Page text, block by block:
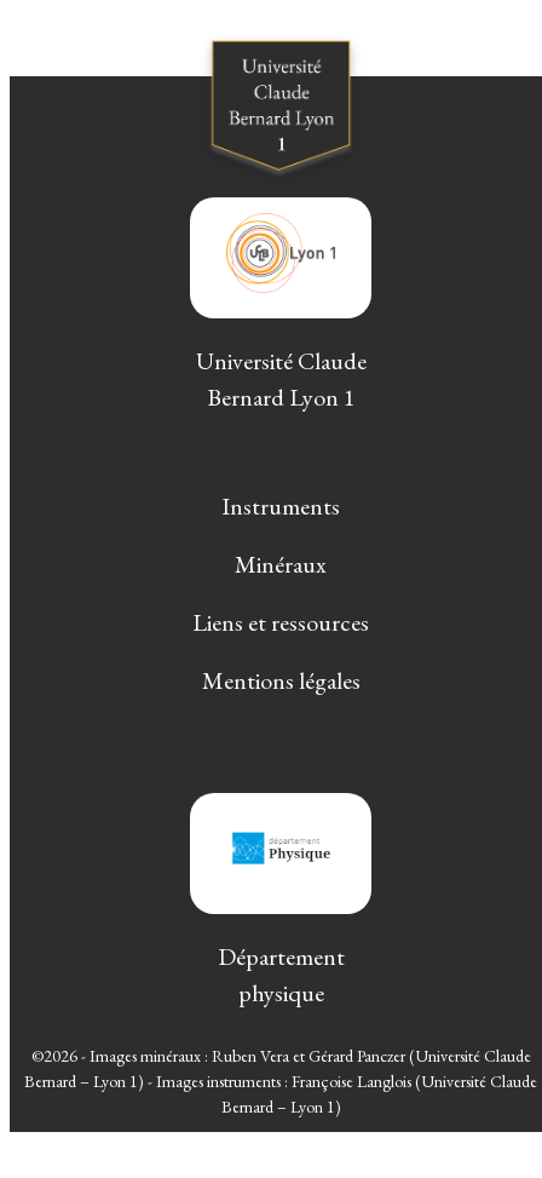
Université Claude
Bernard Lyon 1
Instruments
Minéraux
Liens et ressources
Mentions légales
Département
physique
©2026 - Images minéraux : Ruben Vera et Gérard Panczer (Université Claude
Bernard – Lyon 1) - Images instruments : Françoise Langlois (Université Claude
Bernard – Lyon 1)